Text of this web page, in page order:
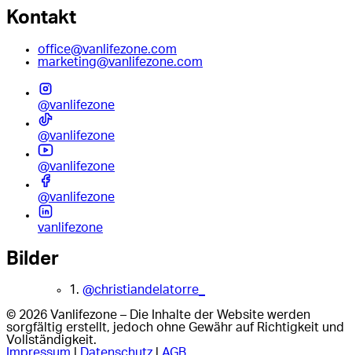
Kontakt
office@vanlifezone.com
marketing@vanlifezone.com
@vanlifezone
@vanlifezone
@vanlifezone
@vanlifezone
vanlifezone
Bilder
1. @christiandelatorre_
© 2026 Vanlifezone – Die Inhalte der Website werden
sorgfältig erstellt, jedoch ohne Gewähr auf Richtigkeit und
Vollständigkeit.